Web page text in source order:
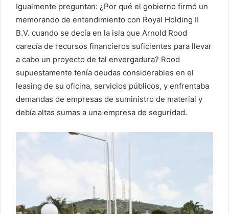
Igualmente preguntan: ¿Por qué el gobierno firmó un
memorando de entendimiento con Royal Holding II
B.V. cuando se decía en la isla que Arnold Rood
carecía de recursos financieros suficientes para llevar
a cabo un proyecto de tal envergadura? Rood
supuestamente tenía deudas considerables en el
leasing de su oficina, servicios públicos, y enfrentaba
demandas de empresas de suministro de material y
debía altas sumas a una empresa de seguridad.